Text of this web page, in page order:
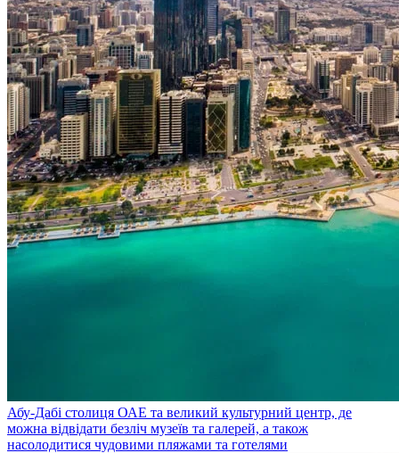
Абу-Дабі столиця ОАЕ та великий культурний центр, де
можна відвідати безліч музеїв та галерей, а також
насолодитися чудовими пляжами та готелями